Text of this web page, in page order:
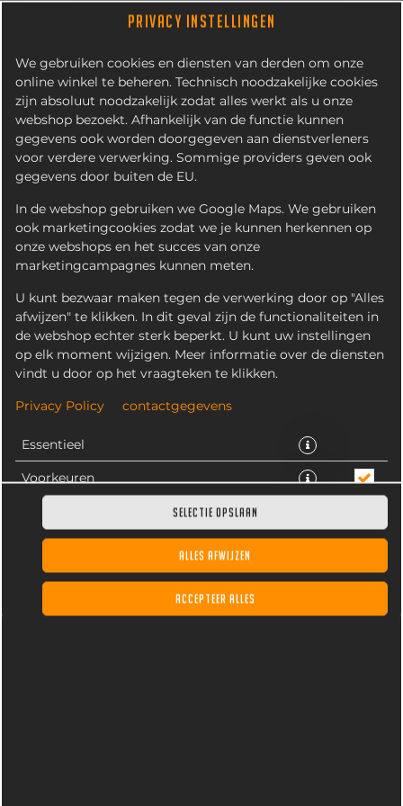
PRIVACY INSTELLINGEN
We gebruiken cookies en diensten van derden om onze
online winkel te beheren. Technisch noodzakelijke cookies
zijn absoluut noodzakelijk zodat alles werkt als u onze
webshop bezoekt. Afhankelijk van de functie kunnen
gegevens ook worden doorgegeven aan dienstverleners
voor verdere verwerking. Sommige providers geven ook
gegevens door buiten de EU.
In de webshop gebruiken we Google Maps. We gebruiken
ook marketingcookies zodat we je kunnen herkennen op
onze webshops en het succes van onze
marketingcampagnes kunnen meten.
U kunt bezwaar maken tegen de verwerking door op "Alles
afwijzen" te klikken. In dit geval zijn de functionaliteiten in
de webshop echter sterk beperkt. U kunt uw instellingen
op elk moment wijzigen. Meer informatie over de diensten
vindt u door op het vraagteken te klikken.
Privacy Policy contactgegevens
Essentieel
Voorkeuren
SELECTIE OPSLAAN
ALLES AFWIJZEN
ACCEPTEER ALLES
CHOCOMEL
Chocomel, de enige echte, gekoeld. Inhoud 25CL